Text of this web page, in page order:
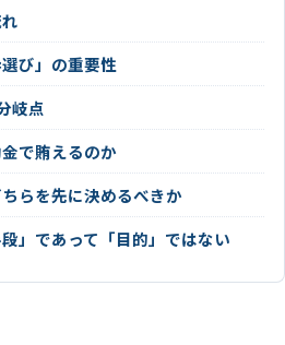
び」の重要性
岐点
で賄えるのか
らを先に決めるべきか
」であって「目的」ではない